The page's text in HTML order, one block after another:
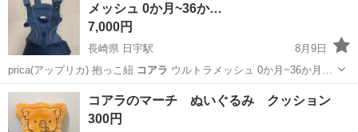
メッシュ 0か月~36か…
7,000円
長崎県 日宇駅
8月9日
prica(アップリカ) 抱っこ紐 コアラ ウルトラメッシュ 0か月~36か月…
長崎 佐世保市
コアラのマーチ ぬいぐるみ クッション
300円